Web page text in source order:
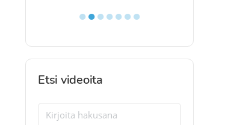
●●●●●●●
Etsi videoita